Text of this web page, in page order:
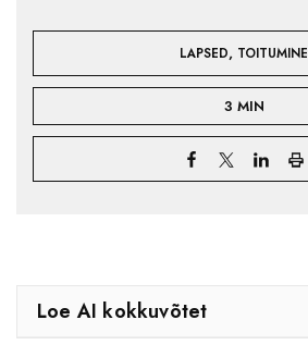
LAPSED, TOITUMINE
3 MIN
Loe AI kokkuvõtet